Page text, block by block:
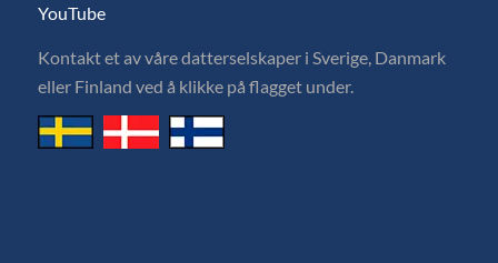
YouTube
Kontakt et av våre datterselskaper i Sverige, Danmark
eller Finland ved å klikke på flagget under.